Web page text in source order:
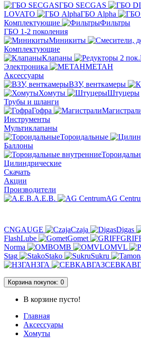
ГБО SECGAS
LOVATO
ГБО Alpha
Комплектующие
Фильтры
ГБО 1-2 поколения
Миникиты
Комплектующие
Клапаны
Электроника
МЕТАН
Аксессуары
ВЗУ, венткамеры
Хомуты
Штуцеры
Трубы и шланги
Гофра
Инструменты
Мультиклапаны
Тороидальные
Баллоны
Цилиндрические
Скачать
Акции
Производители
A.E.B.
AG
CNGAUGE Czaja Digas
FlashLube
Gomet
Norma
OMB OMVL
Stag
Stako Sukru
НЗГА
Корзина покупок: 0
В корзине пусто!
Главная
Аксессуары
Хомуты